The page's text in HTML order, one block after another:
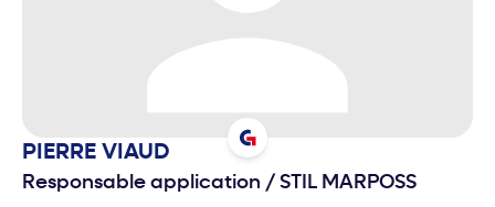
PIERRE VIAUD
Responsable application / STIL MARPOSS